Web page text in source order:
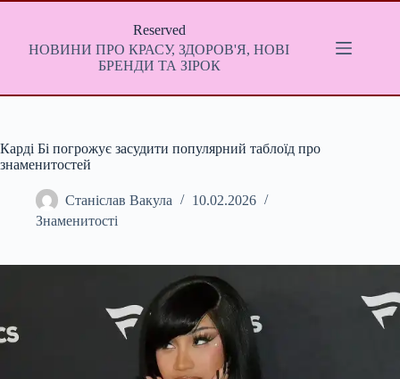
Перейти
Reserved
НОВИНИ ПРО КРАСУ, ЗДОРОВ'Я, НОВІ
БРЕНДИ ТА ЗІРОК
Карді Бі погрожує засудити популярний таблоїд про
знаменитостей
Станіслав Вакула
10.02.2026
Знаменитості